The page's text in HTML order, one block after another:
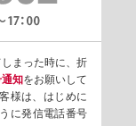
まった時に、折
知をお願いして
様は、はじめに
に発信電話番号